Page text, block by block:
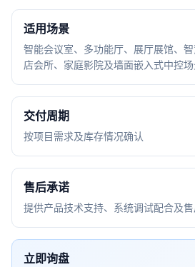
适用场景
智能会议室、多功能厅、展厅展馆、
店会所、家庭影院及墙面嵌入式中控场
交付周期
按项目需求及库存情况确认
售后承诺
提供产品技术支持、系统调试配合及
立即询盘